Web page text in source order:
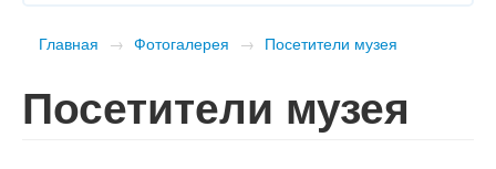
Главная → Фотогалерея → Посетители музея
Посетители музея